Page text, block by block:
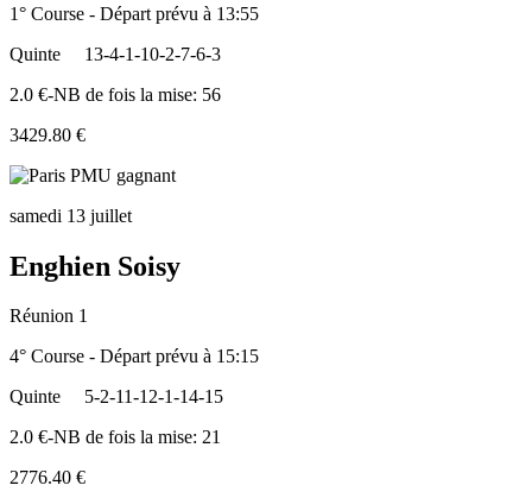
1° Course - Départ prévu à 13:55
Quinte
13-4-1-10-2-7-6-3
2.0 €-NB de fois la mise: 56
3429.80 €
samedi 13 juillet
Enghien Soisy
Réunion 1
4° Course - Départ prévu à 15:15
Quinte
5-2-11-12-1-14-15
2.0 €-NB de fois la mise: 21
2776.40 €